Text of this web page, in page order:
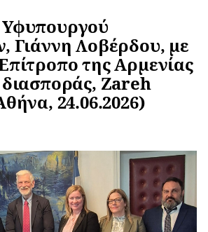
Γιάννη Λοβέρδου, με
της Αρμενίας
Zareh
24.06.2026)